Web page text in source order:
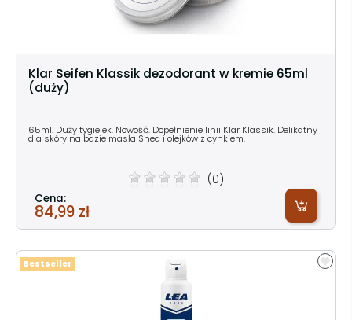
Klar Seifen Klassik dezodorant w kremie 65ml
(duży)
65ml. Duży tygielek. Nowość. Dopełnienie linii Klar Klassik. Delikatny
dla skóry na bazie masła Shea i olejków z cynkiem.
(0)
Cena:
84,99 zł
Bestseller